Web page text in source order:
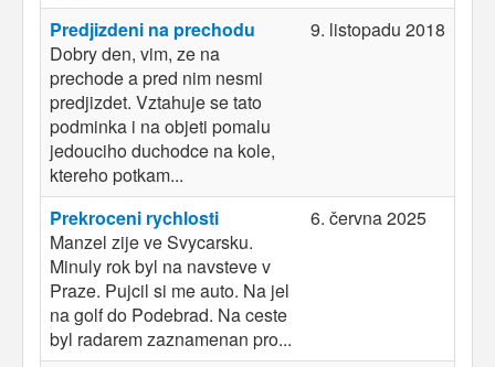
Predjizdeni na prechodu
Dobry den, vim, ze na
prechode a pred nim nesmi
predjizdet. Vztahuje se tato
podminka i na objeti pomalu
jedouciho duchodce na kole,
ktereho potkam...
9. listopadu 2018
Prekroceni rychlosti
Manzel zije ve Svycarsku.
Minuly rok byl na navsteve v
Praze. Pujcil si me auto. Na jel
na golf do Podebrad. Na ceste
byl radarem zaznamenan pro...
6. června 2025